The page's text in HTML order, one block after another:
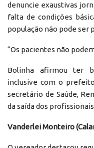
denuncie exaustivas
falta de condições
população não pode ser
“Os pacientes não
Bolinha afirmou ter
inclusive com o
secretário de Saúde,
da saída dos
Vanderlei Monteiro